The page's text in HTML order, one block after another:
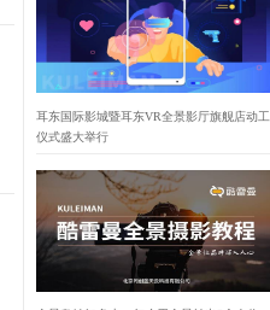
耳东国际影城暨耳东VR全景影厅旗舰店动工
仪式盛大举行